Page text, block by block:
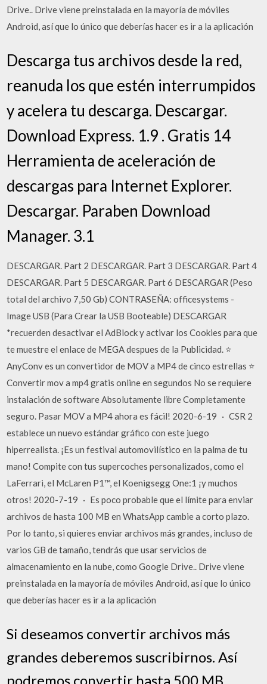
Drive.. Drive viene preinstalada en la mayoría de móviles
Android, así que lo único que deberías hacer es ir a la aplicación
Descarga tus archivos desde la red,
reanuda los que estén interrumpidos
y acelera tu descarga. Descargar.
Download Express. 1.9 . Gratis 14
Herramienta de aceleración de
descargas para Internet Explorer.
Descargar. Paraben Download
Manager. 3.1
DESCARGAR. Part 2 DESCARGAR. Part 3 DESCARGAR. Part 4
DESCARGAR. Part 5 DESCARGAR. Part 6 DESCARGAR (Peso
total del archivo 7,50 Gb) CONTRASEÑA: officesystems -
Image USB (Para Crear la USB Booteable) DESCARGAR
*recuerden desactivar el AdBlock y activar los Cookies para que
te muestre el enlace de MEGA despues de la Publicidad. ⭐
AnyConv es un convertidor de MOV a MP4 de cinco estrellas ⭐
Convertir mov a mp4 gratis online en segundos No se requiere
instalación de software Absolutamente libre Completamente
seguro. Pasar MOV a MP4 ahora es fácil! 2020-6-19 · CSR 2
establece un nuevo estándar gráfico con este juego
hiperrealista. ¡Es un festival automovilístico en la palma de tu
mano! Compite con tus supercoches personalizados, como el
LaFerrari, el McLaren P1™, el Koenigsegg One:1 ¡y muchos
otros! 2020-7-19 · Es poco probable que el límite para enviar
archivos de hasta 100 MB en WhatsApp cambie a corto plazo.
Por lo tanto, si quieres enviar archivos más grandes, incluso de
varios GB de tamaño, tendrás que usar servicios de
almacenamiento en la nube, como Google Drive.. Drive viene
preinstalada en la mayoría de móviles Android, así que lo único
que deberías hacer es ir a la aplicación
Si deseamos convertir archivos más
grandes deberemos suscribirnos. Así
podremos convertir hasta 500 MB,